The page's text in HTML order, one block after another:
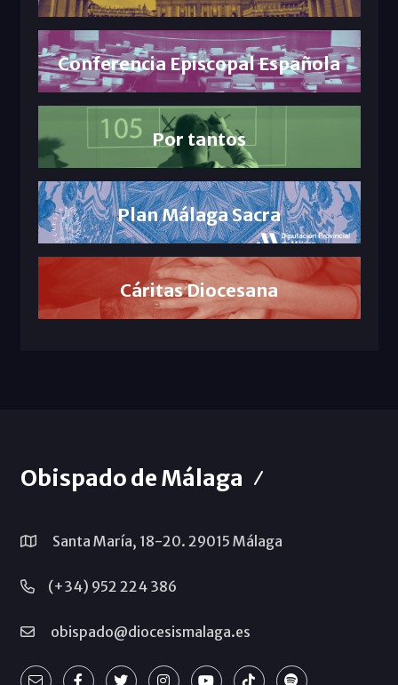
Conferencia Episcopal Española
Por tantos
Plan Málaga Sacra
Cáritas Diocesana
Obispado de Málaga
Santa María, 18-20. 29015 Málaga
(+34) 952 224 386
obispado@diocesismalaga.es